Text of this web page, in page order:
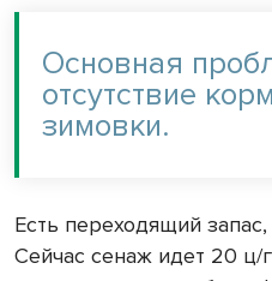
Основная
отсутствие
зимовки.
Есть переходящий
Сейчас сенаж идет 20 ц/